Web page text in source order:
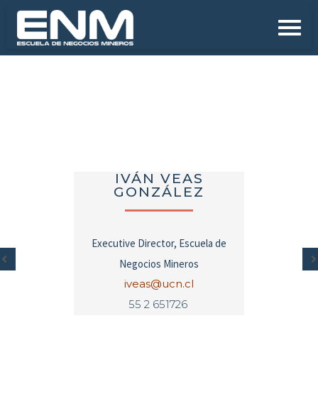
IVÁN VEAS
GONZÁLEZ
Executive Director, Escuela de
Negocios Mineros
iveas@ucn.cl
55 2 651726